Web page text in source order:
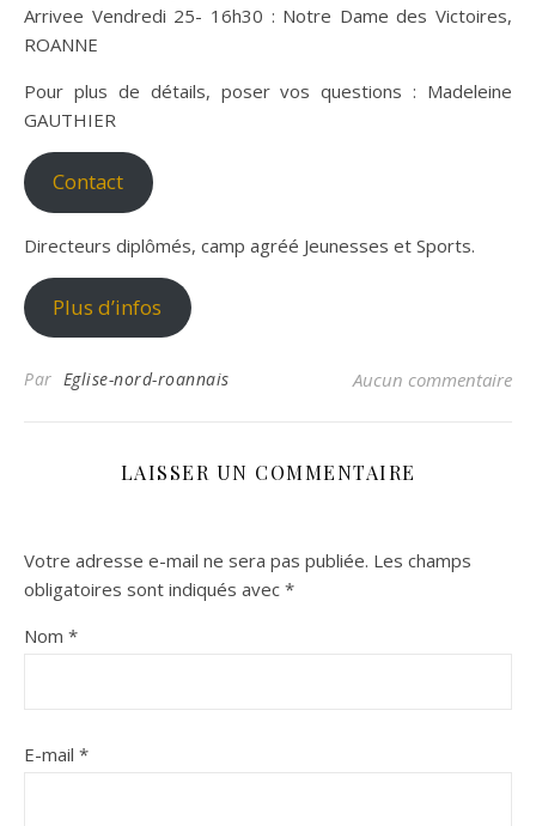
Arrivee Vendredi 25- 16h30 : Notre Dame des Victoires,
ROANNE
Pour plus de détails, poser vos questions : Madeleine
GAUTHIER
Contact
Directeurs diplômés, camp agréé Jeunesses et Sports.
Plus d’infos
Par Eglise-nord-roannais Aucun commentaire
LAISSER UN COMMENTAIRE
Votre adresse e-mail ne sera pas publiée. Les champs
obligatoires sont indiqués avec *
Nom *
E-mail *